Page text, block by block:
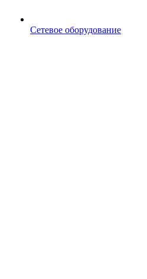
Сетевое оборудование